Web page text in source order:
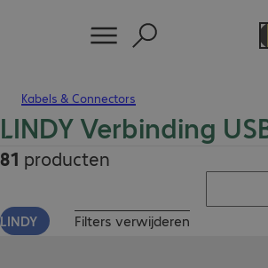
Kabels & Connectors
LINDY Verbinding
81 producten
LINDY Filters verwijderen